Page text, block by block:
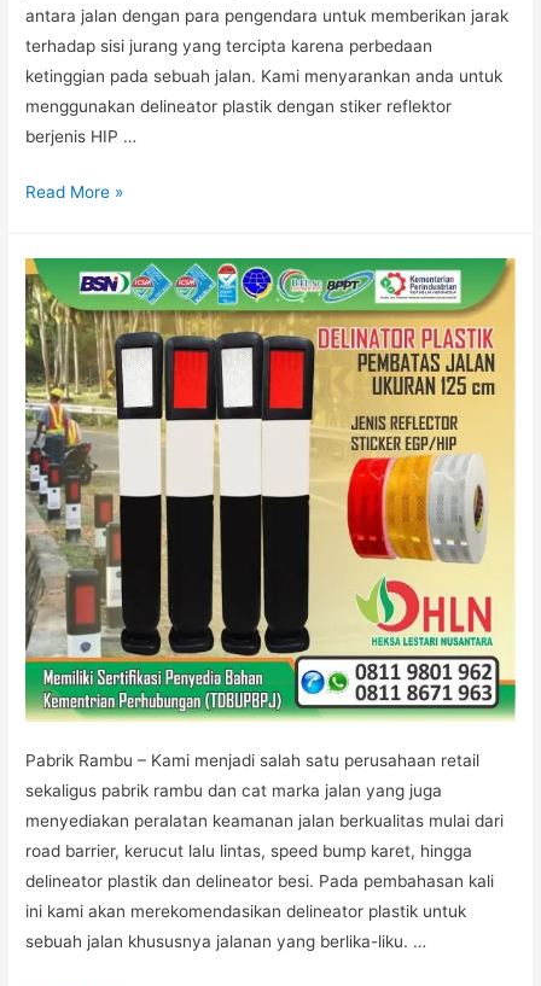
antara jalan dengan para pengendara untuk memberikan jarak
terhadap sisi jurang yang tercipta karena perbedaan
ketinggian pada sebuah jalan. Kami menyarankan anda untuk
menggunakan delineator plastik dengan stiker reflektor
berjenis HIP …
Jual
Rekomendasi
DISHUB
ada
di
Pabrik
Rambu
Cipayung
Read More »
Pabrik Rambu – Kami menjadi salah satu perusahaan retail
sekaligus pabrik rambu dan cat marka jalan yang juga
menyediakan peralatan keamanan jalan berkualitas mulai dari
road barrier, kerucut lalu lintas, speed bump karet, hingga
delineator plastik dan delineator besi. Pada pembahasan kali
ini kami akan merekomendasikan delineator plastik untuk
sebuah jalan khususnya jalanan yang berlika-liku. …